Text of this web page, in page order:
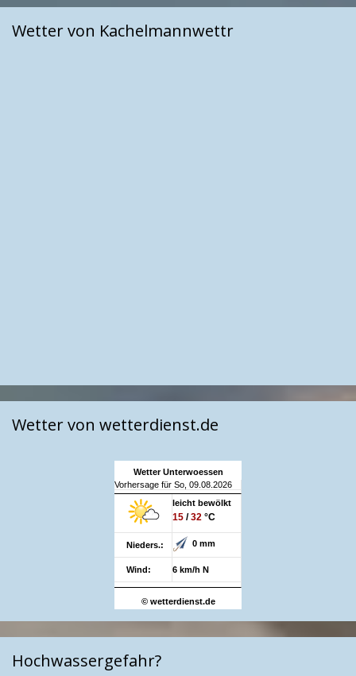
Wetter von Kachelmannwettr
Wetter von wetterdienst.de
Wetter Unterwoessen
Vorhersage für So, 09.08.2026
leicht bewölkt
15 /32 °C
Nieders.: 0 mm
Wind: 6 km/h N
© wetterdienst.de
Hochwassergefahr?